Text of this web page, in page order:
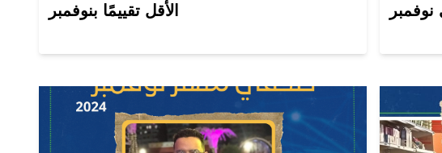
الأقل تقييمًا بنوفمبر